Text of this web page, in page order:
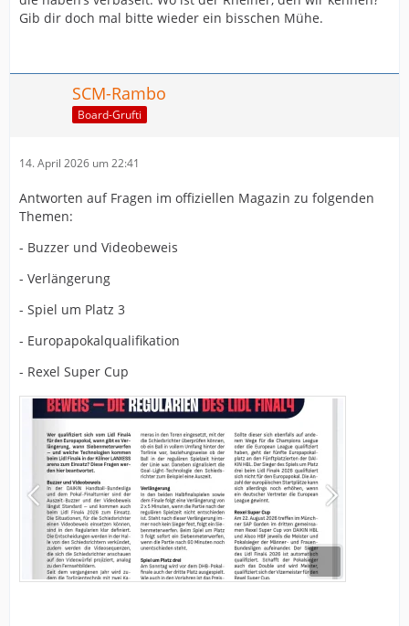
Gib dir doch mal bitte wieder ein bisschen Mühe.
SCM-Rambo
Board-Grufti
14. April 2026 um 22:41
Antworten auf Fragen im offiziellen Magazin zu folgenden
Themen:
- Buzzer und Videobeweis
- Verlängerung
- Spiel um Platz 3
- Europapokalqualifikation
- Rexel Super Cup